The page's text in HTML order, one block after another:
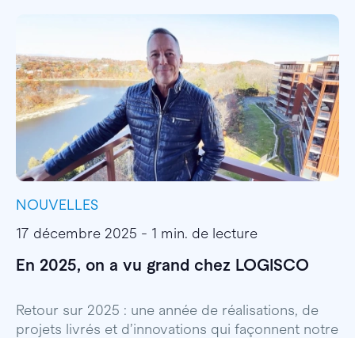
NOUVELLES
17 décembre 2025 - 1 min. de lecture
En 2025, on a vu grand chez LOGISCO
Retour sur 2025 : une année de réalisations, de
projets livrés et d’innovations qui façonnent notre